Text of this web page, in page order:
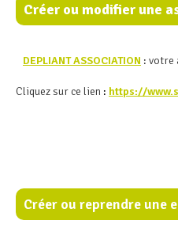
Créer ou modifier une
DEPLIANT ASSOCIATION : votre
Cliquez sur ce lien : https://
Créer ou reprendre une